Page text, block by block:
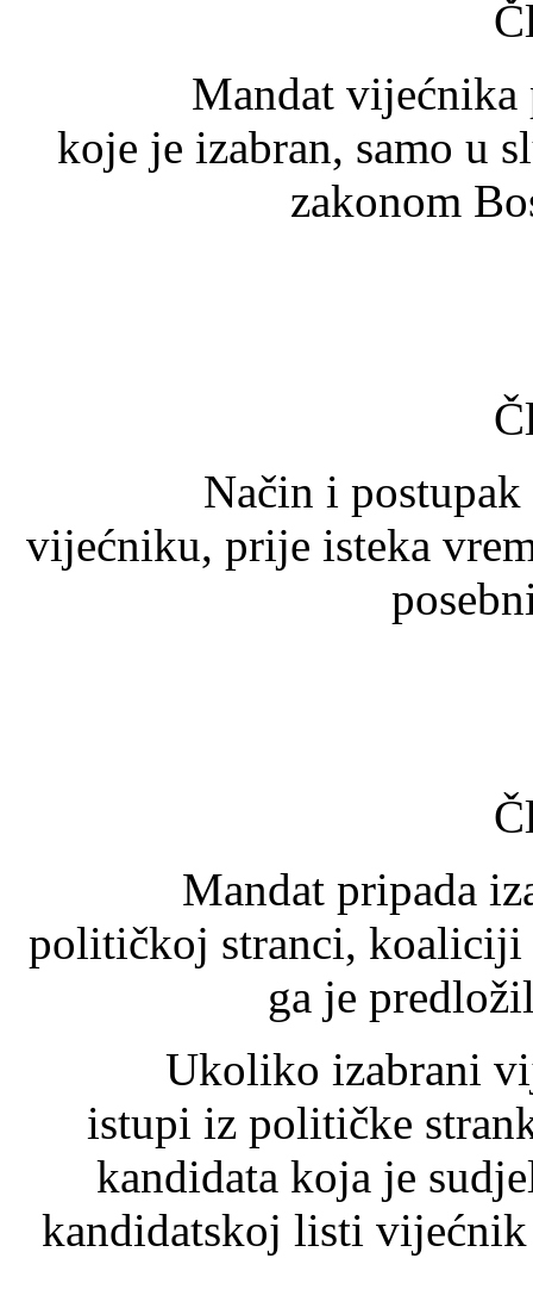
Mandat vijećnika
koje je izabran, samo u
zakonom
Način i postupak
vijećniku, prije isteka
Mandat pripada
političkoj stranci,
ga je
Ukoliko izabrani
istupi iz političke
kandidata koja je
kandidatskoj listi